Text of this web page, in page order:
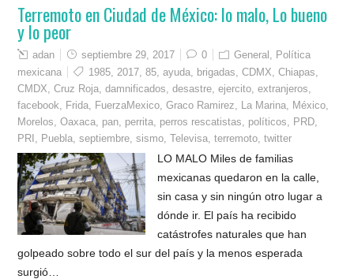
Terremoto en Ciudad de México: lo malo, Lo bueno
y lo peor
adan septiembre 29, 2017 0 General
Política
mexicana
1985 2017 ,85 ,ayuda brigadas ,CDMX ,Chiapas
CMDX ,Cruz Roja ,damnificados ,desastre ,ejercito ,extranjeros
facebook
Frida FuerzaMexico ,Graco Ramirez La Marina México
Morelos ,Oaxaca pan perrita perros rescatistas políticos PRD
PRI
Puebla ,septiembre ,sismo ,Televisa ,terremoto ,twitter
LO MALO Miles de familias
mexicanas quedaron en la calle,
sin casa y sin ningún otro lugar a
dónde ir. El país ha recibido
catástrofes naturales que han
golpeado sobre todo el sur del país y la menos esperada
surgió…